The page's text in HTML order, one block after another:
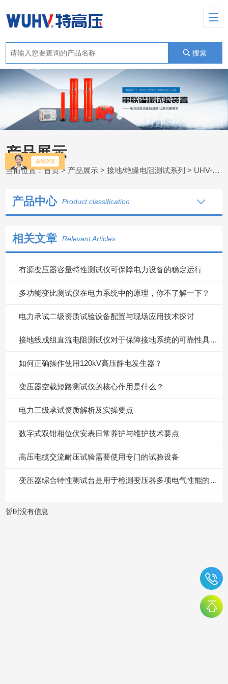
搜索
产品展示
当前位置：首页> 产品展示 >接地/绝缘电阻测试系列 > UHV-2571B接地电阻测试仪
产品中心 Product classification
相关文章 Relevant Articles
有源变压器容量特性测试仪可保障电力设备的稳定运行
多功能变比测试仪在电力系统中的原理，你不了解一下？
电力承试二级资质试验设备配置与现场应用技术探讨
接地线成组直流电阻测试仪对于保障接地系统的可靠性具有重要意义
如何正确操作使用120kV高压静电发生器？
变压器空载短路测试仪的核心作用是什么？
电力三级承试资质解析及实操要点
数字式双钳相位伏安表日常养护与维护技术要点
高压电缆交流耐压试验需要使用专门的试验设备
变压器综合特性测试台是用于检测变压器多项电气性能的重要设备
暂时没有信息